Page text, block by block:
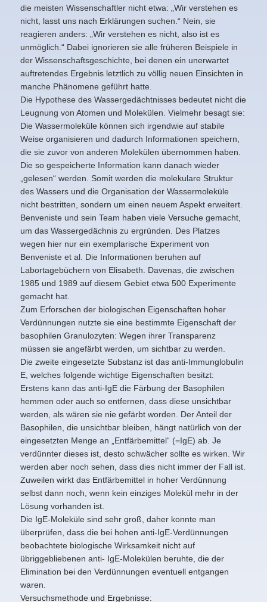
die meisten Wissenschaftler nicht etwa: „Wir verstehen es
nicht, lasst uns nach Erklärungen suchen.“ Nein, sie
reagieren anders: „Wir verstehen es nicht, also ist es
unmöglich.“ Dabei ignorieren sie alle früheren Beispiele in
der Wissenschaftsgeschichte, bei denen ein unerwartet
auftretendes Ergebnis letztlich zu völlig neuen Einsichten in
manche Phänomene geführt hatte.
Die Hypothese des Wassergedächtnisses bedeutet nicht die
Leugnung von Atomen und Molekülen. Vielmehr besagt sie:
Die Wassermoleküle können sich irgendwie auf stabile
Weise organisieren und dadurch Informationen speichern,
die sie zuvor von anderen Molekülen übernommen haben.
Die so gespeicherte Information kann danach wieder
„gelesen“ werden. Somit werden die molekulare Struktur
des Wassers und die Organisation der Wassermoleküle
nicht bestritten, sondern um einen neuem Aspekt erweitert.
Benveniste und sein Team haben viele Versuche gemacht,
um das Wassergedächnis zu ergründen. Des Platzes
wegen hier nur ein exemplarische Experiment von
Benveniste et al. Die Informationen beruhen auf
Labortagebüchern von Elisabeth. Davenas, die zwischen
1985 und 1989 auf diesem Gebiet etwa 500 Experimente
gemacht hat.
Zum Erforschen der biologischen Eigenschaften hoher
Verdünnungen nutzte sie eine bestimmte Eigenschaft der
basophilen Granulozyten: Wegen ihrerTransparenz
müssen sie angefärbt werden, um sichtbar zu werden.
Die zweite eingesetzte Substanz ist das anti-Immunglobulin
E, welches folgende wichtige Eigenschaften besitzt:
Erstens kann das anti-IgE die Färbung der Basophilen
hemmen oder auch so entfernen, dass diese unsichtbar
werden, als wären sie nie gefärbt worden. Der Anteil der
Basophilen, die unsichtbar bleiben, hängt natürlich von der
eingesetzten Menge an „Entfärbemittel“ (=IgE) ab. Je
verdünnter dieses ist, desto schwächer sollte es wirken. Wir
werden aber noch sehen, dass dies nicht immer der Fall ist.
Zuweilen wirkt das Entfärbemittel in hoher Verdünnung
selbst dann noch, wenn kein einziges Molekül mehr in der
Lösung vorhanden ist.
Die IgE-Moleküle sind sehr groß, daher konnte man
überprüfen, dass die bei hohen anti-IgE-Verdünnungen
beobachtete biologische Wirksamkeit nicht auf
übriggebliebenen anti- IgE-Molekülen beruhte, die der
Elimination bei den Verdünnungen eventuell entgangen
waren.
Versuchsmethode und Ergebnisse: